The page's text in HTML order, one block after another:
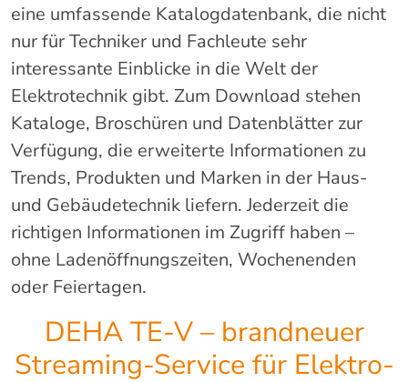
eine umfassende Katalogdatenbank, die nicht
nur für Techniker und Fachleute sehr
interessante Einblicke in die Welt der
Elektrotechnik gibt. Zum Download stehen
Kataloge, Broschüren und Datenblätter zur
Verfügung, die erweiterte Informationen zu
Trends, Produkten und Marken in der Haus-
und Gebäudetechnik liefern. Jederzeit die
richtigen Informationen im Zugriff haben –
ohne Ladenöffnungszeiten, Wochenenden
oder Feiertagen.
DEHA TE-V – brandneuer
Streaming-Service für Elektro-